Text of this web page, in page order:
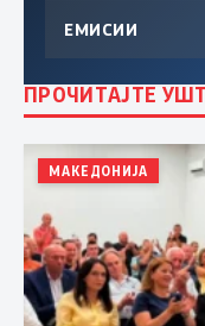
ЕМИСИИ
ПРОЧИТАЈТЕ
МАКЕДОНИЈА